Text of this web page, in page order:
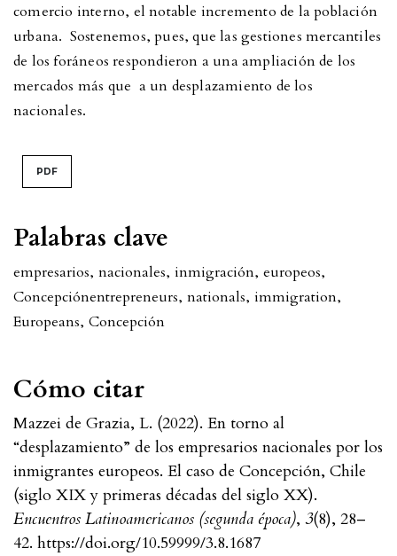
Palabras clave
empresarios, nacionales, inmigración, europeos,
Concepciónentrepreneurs, nationals, immigration,
Europeans, Concepción
Cómo citar
Mazzei de Grazia, L. (2022). En torno al
“desplazamiento” de los empresarios nacionales por los
inmigrantes europeos. El caso de Concepción, Chile
(siglo XIX y primeras décadas del siglo XX).
Encuentros Latinoamericanos (segunda época), 3(8), 28–
42. https://doi.org/10.59999/3.8.1687
comercio interno, el notable incremento de la población
urbana. Sostenemos, pues, que las gestiones mercantiles
de los foráneos respondieron a una ampliación de los
mercados más que a un desplazamiento de los
nacionales.
PDF